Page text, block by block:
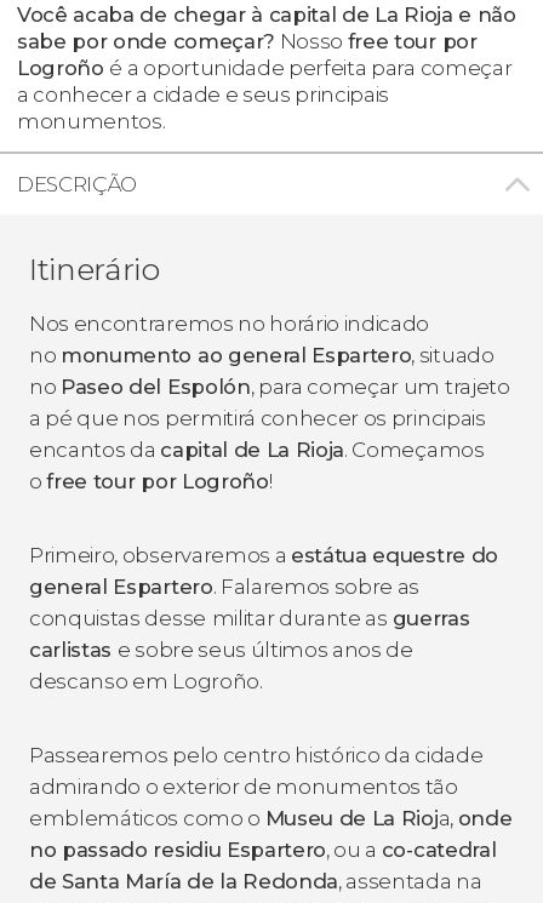
Você acaba de chegar à capital de La Rioja e não
sabe por onde começar? Nosso free tour por
Logroño é a oportunidade perfeita para começar
a conhecer a cidade e seus principais
monumentos.
DESCRIÇÃO
Itinerário
Nos encontraremos no horário indicado
no monumento ao general Espartero, situado
no Paseo del Espolón, para começar um trajeto
a pé que nos permitirá conhecer os principais
encantos da capital de La Rioja. Começamos
ofree tour por Logroño!
Primeiro, observaremos a estátua equestre do
general Espartero. Falaremos sobre as
conquistas desse militar durante as guerras
carlistas e sobre seus últimos anos de
descanso em Logroño.
Passearemos pelo centro histórico da cidade
admirando o exterior de monumentos tão
emblemáticos como o Museu de La Rioja, onde
no passado residiu Espartero, ou a co-catedral
de Santa María de la Redonda, assentada na